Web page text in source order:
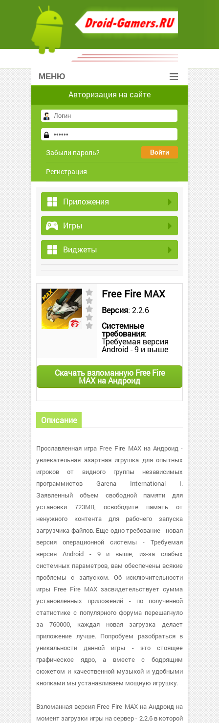
МЕНЮ
Авторизация на сайте
Забыли пароль?
Регистрация
Приложения
Игры
Виджеты
Free Fire MAX
Версия: 2.2.6
Системные
требования:
Требуемая версия
Android - 9 и выше
Скачать взломанную Free Fire
MAX на Андроид
Описание
Прославленная игра Free Fire MAX на Андроид -
увлекательная азартная игрушка для опытных
игроков от видного группы независимых
программистов Garena International I.
Заявленный объем свободной памяти для
установки 723MB, освободите память от
ненужного контента для рабочего запуска
загрузчика файлов. Еще одно требование - новая
версия операционной системы - Требуемая
версия Android - 9 и выше, из-за слабых
системных параметров, вам обеспечены всякие
проблемы с запуском. Об исключительности
игры Free Fire MAX засвидетельствует сумма
установленных приложений - по полученной
статистике с популярного форума перешагнуло
за 760000, каждая новая загрузка делает
приложение лучше. Попробуем разобраться в
уникальности данной игры - это стоящее
графическое ядро, а вместе с бодрящим
сюжетом и качественной музыкой и удобными
кнопками мы устанавливаем мощную игрушку.
Взломанная версия Free Fire MAX на Андроид на
момент загрузки игры на сервер - 2.2.6 в которой